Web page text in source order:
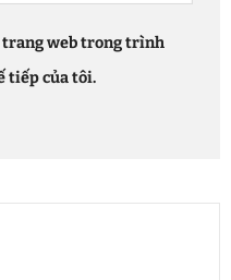
trang web trong trình
tiếp của tôi.